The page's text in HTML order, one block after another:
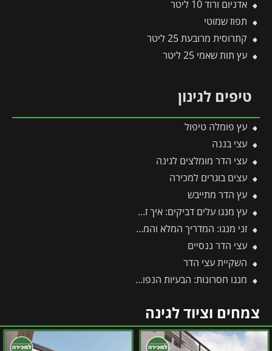
אדניום ורוד 10 ליטר
תפוז שמוטי
קתרוסית מרובעת 25 ליטר
עץ תות שאמי 25 ליטר
טיפים לגינון
עץ פומלה טיפול
עצי בננה
עצי הדר מומלצים לגינה
עצים בוגרים למכירה
עץ הדר מתייבש
עץ מנגו עלים דביקים: איך זה נגרם, מהם הנזקים וכיצד מטפלים בהצלחה?
זני מנגו: המדריך המלא והמקיף ביותר לזני מנגו
עצי הדר ננסיים
השקיית עצי הדר
מנגו חסרונות: הבעיות הנפוצות בגידול עץ מנגו ואיך פותרים אותן בקלות?
צמחים וציוד לגינה